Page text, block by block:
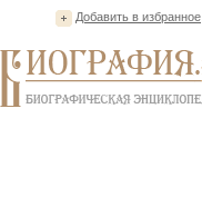
Добавить в избранное